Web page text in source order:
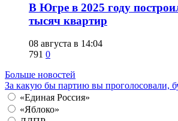
​В Югре в 2025 году
тысяч квартир
08 августа в 14:04
791 0
Больше новостей
За какую бы партию вы проголосовали,
«Единая Россия»
«Яблоко»